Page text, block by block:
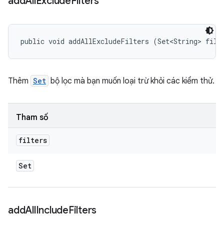
public void addAllExcludeFilters (Set<String>
Thêm Set bộ lọc mà bạn muốn loại trừ khỏi các kiểm thử.
Tham số
filters
Set
addAllIncludeFilters